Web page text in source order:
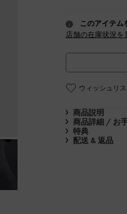
このアイテム
店舗の在庫状況を
ウィッシュリ
商品説明
商品詳細 / お
特典
配送 & 返品